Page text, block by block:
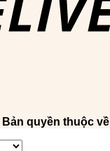
Bản quyền thuộc về